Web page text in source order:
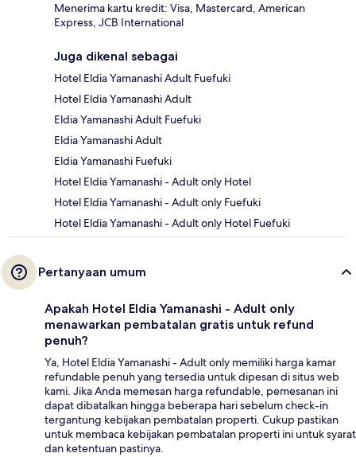
Menerima kartu kredit: Visa, Mastercard, American
Express, JCB International
Juga dikenal sebagai
Hotel Eldia Yamanashi Adult Fuefuki
Hotel Eldia Yamanashi Adult
Eldia Yamanashi Adult Fuefuki
Eldia Yamanashi Adult
Eldia Yamanashi Fuefuki
Hotel Eldia Yamanashi - Adult only Hotel
Hotel Eldia Yamanashi - Adult only Fuefuki
Hotel Eldia Yamanashi - Adult only Hotel Fuefuki
Pertanyaan umum
Apakah Hotel Eldia Yamanashi - Adult only
menawarkan pembatalan gratis untuk refund
penuh?
Ya, Hotel Eldia Yamanashi - Adult only memiliki harga kamar
refundable penuh yang tersedia untuk dipesan di situs web
kami. Jika Anda memesan harga refundable, pemesanan ini
dapat dibatalkan hingga beberapa hari sebelum check-in
tergantung kebijakan pembatalan properti. Cukup pastikan
untuk membaca kebijakan pembatalan properti ini untuk syarat
dan ketentuan pastinya.